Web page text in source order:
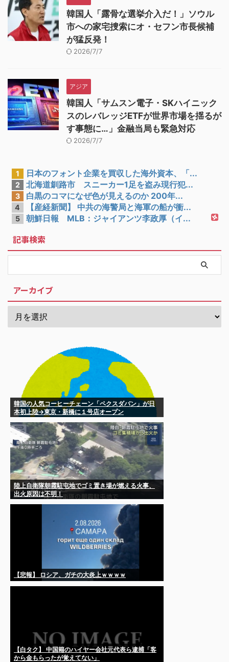
韓国人「露骨な選挙介入だ！」ソウル
市への家宅捜索にオ・セフン市長候補
が猛反発！
2026/7/7
アジア
韓国人「サムスン電子・SKハイニック
スのレバレッジETFが世界市場を揺るが
す事態に…」金融当局も緊急対応
2026/7/7
1 日本のフォント企業を買収した海外資本、「...
2 北海道釧路市 スニーカー1足を盗み現行犯...
3 白黒のコマになぜ色が見えるのか 200年...
4 【産経新聞】 中共の海警局と海軍の船が衝...
5 朝鮮日報 MLB：ジャイアンツ李政厚（イ...
記事検索
アーカイブ
韓国の人気コーヒーチェーン「ペクスダバン」が日
本初上陸→東京・新橋に１号店オープン
陸上自衛隊朝霞駐屯地でゴミ置き場が燃える火事、
出火原因は不明！
【悲報】 ロシア、ガチの大炎上ｗｗｗｗ
【白タク】 中国籍のハイヤー会社元代表ら逮捕「客
から金もらったが覚えてない」